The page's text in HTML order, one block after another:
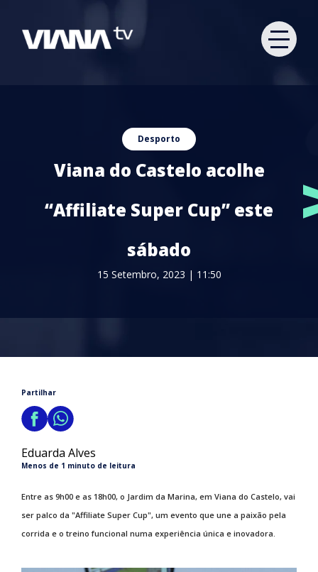
Desporto
Viana do Castelo acolhe
“Affiliate Super Cup” este
sábado
15 Setembro, 2023 | 11:50
Partilhar
Eduarda Alves
Menos de 1 minuto de leitura
Entre as 9h00 e as 18h00, o Jardim da Marina, em Viana do Castelo, vai
ser palco da "Affiliate Super Cup", um evento que une a paixão pela
corrida e o treino funcional numa experiência única e inovadora.